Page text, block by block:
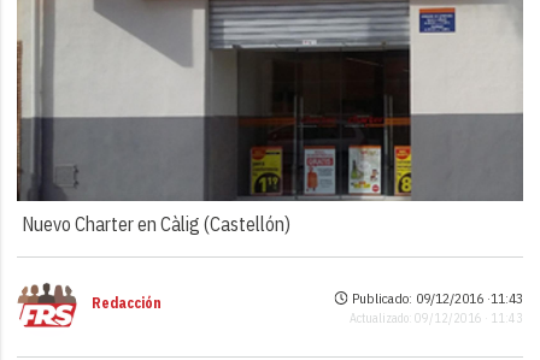
Nuevo Charter en Càlig (Castellón)
Redacción Publicado: 09/12/2016 ·11:43
Actualizado: 09/12/2016 · 11:43